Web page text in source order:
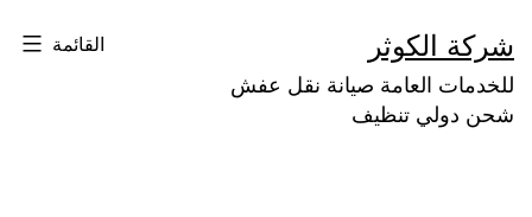
إلى
المحتوى
شركة الكوثر
للخدمات العامة صيانة نقل عفش
شحن دولي تنظيف
القائمة